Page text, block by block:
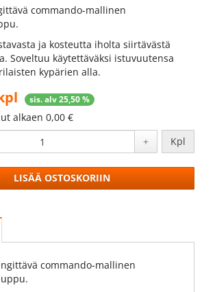
commando-mallinen
ja kosteutta iholta siirtävästä
Soveltuu käytettäväksi istuvuutensa
kypärien alla.
sis. alv 25,50 %
alkaen 0,00 €
+ Kpl
LISÄÄ OSTOSKORIIN
commando-mallinen